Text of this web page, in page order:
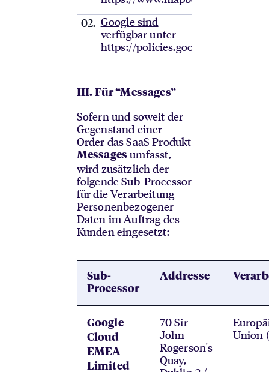
Google sind
verfügbar unter
https://policies.google.com/
III. Für “Messages”
Sofern und soweit der
Gegenstand einer
Order das SaaS Produkt
Messages umfasst,
wird zusätzlich der
folgende Sub-Processor
für die Verarbeitung
Personenbezogener
Daten im Auftrag des
Kunden eingesetzt:
Sub-
Processor
Addresse
Google
Cloud
EMEA
Limited
70 Sir
John
Rogerson's
Quay,
Union